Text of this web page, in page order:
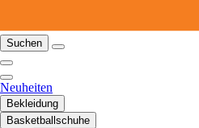
Suchen
Neuheiten
Bekleidung
Basketballschuhe